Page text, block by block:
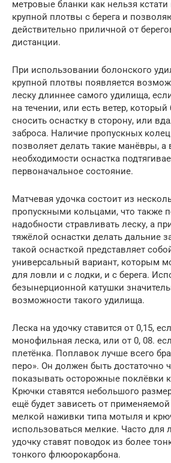
метровые бланки как нельзя
крупной плотвы с берега и
действительно приличной от
дистанции.
При использовании болонского
крупной плотвы появляется
леску длиннее самого удилища,
на течении, или есть ветер, который
сносить оснастку в сторону, или
заброса. Наличие пропускных
позволяет делать такие манёвры, а
необходимости оснастка
первоначальное состояние.
Матчевая удочка состоит из
пропускными кольцами, что также
надобности стравливать леску, а
тяжёлой оснастки делать дальние
такой оснасткой представляет
универсальный вариант, которым
для ловли и с лодки, и с берега.
безынерционной катушки
возможности такого удилища.
Леска на удочку ставится от 0,15,
монофильная леска, или от 0, 08.
плетёнка. Поплавок лучше всего
перо». Он должен быть достаточно
показывать осторожные поклёвки
Крючки ставятся небольшого
ещё будет зависеть от
мелкой наживки типа мотыля и
использоваться мелкие. Часто для
удочку ставят поводок из более
тонкого флюорокарбона.